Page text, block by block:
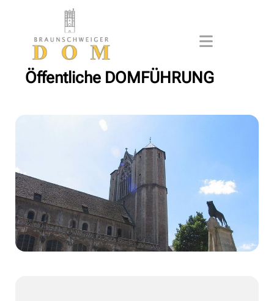
Öffentliche DOMFÜHRUNG